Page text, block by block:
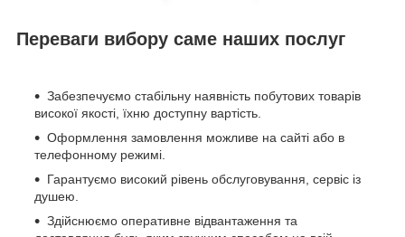
Переваги вибору саме наших послуг
Забезпечуємо стабільну наявність побутових товарів
високої якості, їхню доступну вартість.
Оформлення замовлення можливе на сайті або в
телефонному режимі.
Гарантуємо високий рівень обслуговування, сервіс із
душею.
Здійснюємо оперативне відвантаження та